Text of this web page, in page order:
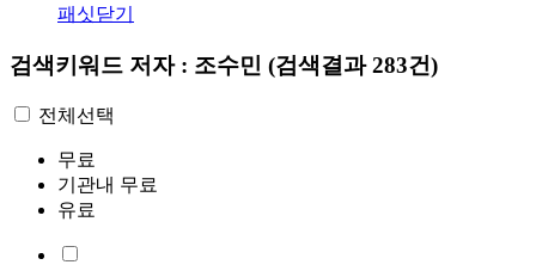
패싯닫기
검색키워드 저자 : 조수민 (검색결과 283건)
전체선택
무료
기관내 무료
유료